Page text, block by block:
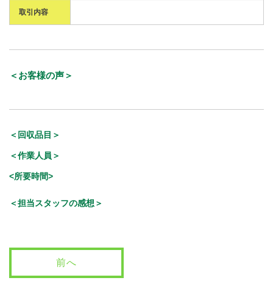
取引内容
＜お客様の声＞
＜回収品目＞
＜作業人員＞
<所要時間>
＜担当スタッフの感想＞
前へ